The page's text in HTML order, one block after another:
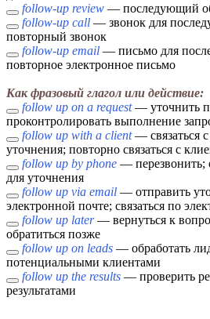
follow-up review — последующий
follow-up call — звонок для
повторный звонок
follow-up email — письмо для
повторное электронное письмо
Как фразовый глагол или действие:
follow up on a request— уточнить
проконтролировать выполнение
follow up with a client— связаться
уточнения; повторно связаться с
follow up by phone — перезвонить;
для уточнения
follow up via email — отправить
электронной почте; связаться по
follow up later— вернуться к
обратиться позже
follow up on leads — обработать
потенциальными клиентами
follow up the results — проверить
результатами